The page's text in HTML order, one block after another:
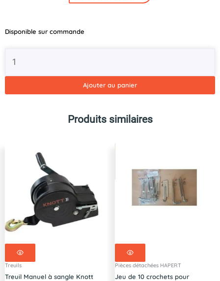
Disponible sur commande
quantité
réhausses
pour
Ajouter au panier
Produits similaires
Treuils
Treuil Manuel à sangle Knott
Pièces détachées HAPERT
Jeu de 10 crochets pour